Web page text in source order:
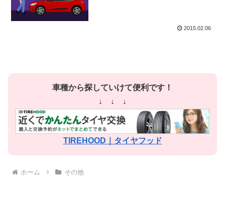
2015.02.06
車種から探していけて便利です！
↓ ↓ ↓
TIREHOOD｜タイヤフッド
ホーム その他